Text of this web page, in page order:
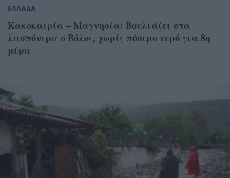
ΕΛΛΑΔΑ
Κακοκαιρία – Μαγνησία: Βουλιάζει στα
λασπόνερα ο Βόλος, χωρίς πόσιμο νερό για 8η
μέρα